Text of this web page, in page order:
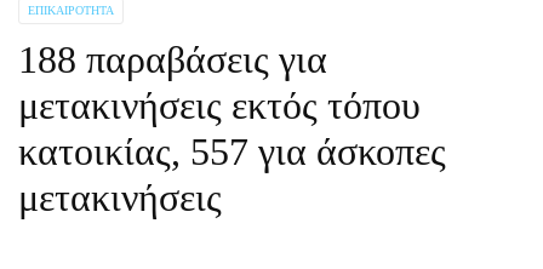
ΕΠΙΚΑΙΡΌΤΗΤΑ
188 παραβάσεις για
μετακινήσεις εκτός τόπου
κατοικίας, 557 για άσκοπες
μετακινήσεις